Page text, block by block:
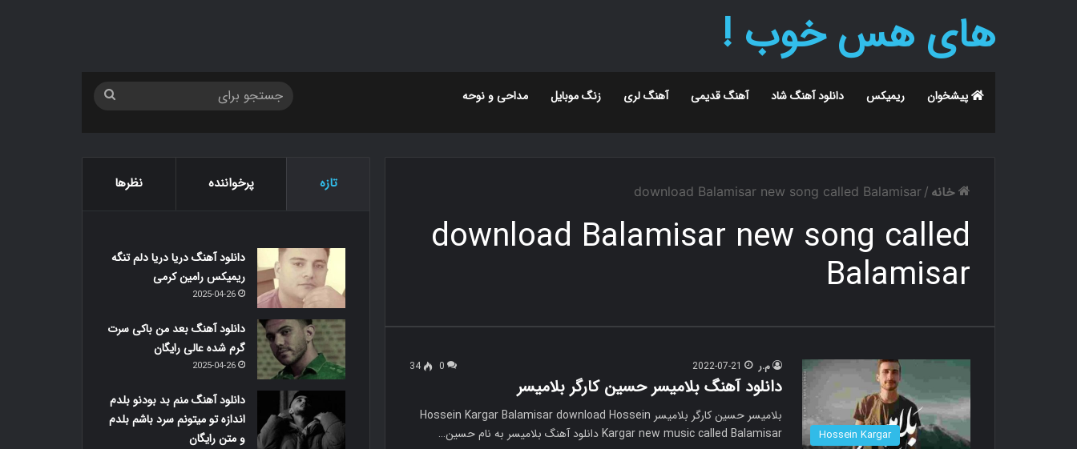
های هس خوب !
پیشخوان ریمیکس دانلود آهنگ شاد آهنگ قدیمی آهنگ لری زنگ موبایل مداحی و نوحه
خانه /
download Balamisar new song called Balamisar
download Balamisar new song called
Balamisar
Hossein Kargar
م.ر 2022-07-21
0
34
دانلود آهنگ بلامیسر حسین کارگر بلامیسر
بلامیسر حسین کارگر بلامیسر Hossein Kargar Balamisar download Hossein
Kargar new music called Balamisar دانلود آهنگ بلامیسر به نام حسین…
تازه پرخواننده نظرها
دانلود آهنگ دریا دریا دلم تنگه
ریمیکس رامین کرمی
2025-04-26
دانلود آهنگ بعد من باکی سرت
گرم شده عالی رایگان
2025-04-26
دانلود آهنگ منم بد بودنو بلدم
اندازه تو میتونم سرد باشم بلدم
و متن رایگان